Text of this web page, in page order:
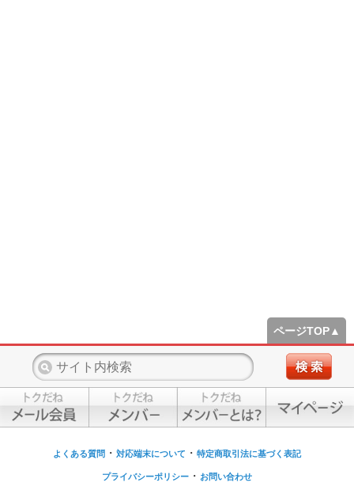
ページTOP▲
よくある質問 ・ 対応端末について ・ 特定商取引法に基づく表記
プライバシーポリシー ・ お問い合わせ